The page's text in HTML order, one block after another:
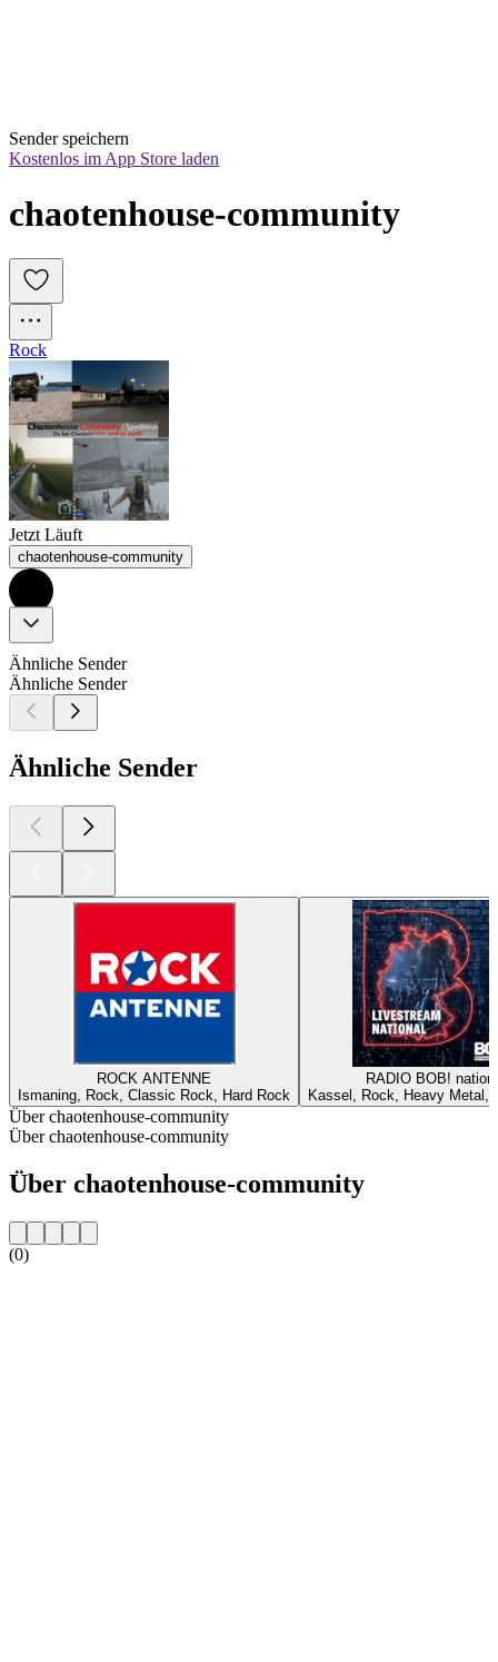
Sender speichern
Kostenlos im App Store laden
chaotenhouse-community
Rock
Jetzt Läuft
chaotenhouse-community
Ähnliche Sender
Ähnliche Sender
Ähnliche Sender
ROCK ANTENNE
Ismaning, Rock, Classic Rock, Hard Rock
RADIO BOB!
Kassel, Rock, Heavy Metal,
Über chaotenhouse-community
Über chaotenhouse-community
Über chaotenhouse-community
(0)